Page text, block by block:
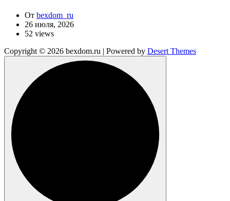
От bexdom_ru
26 июля, 2026
52 views
Copyright © 2026 bexdom.ru | Powered by Desert Themes